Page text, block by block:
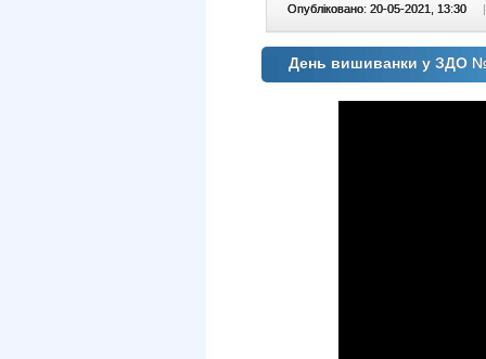
Опубліковано: 20-05-2021, 13:30 |
День вишиванки у ЗДО